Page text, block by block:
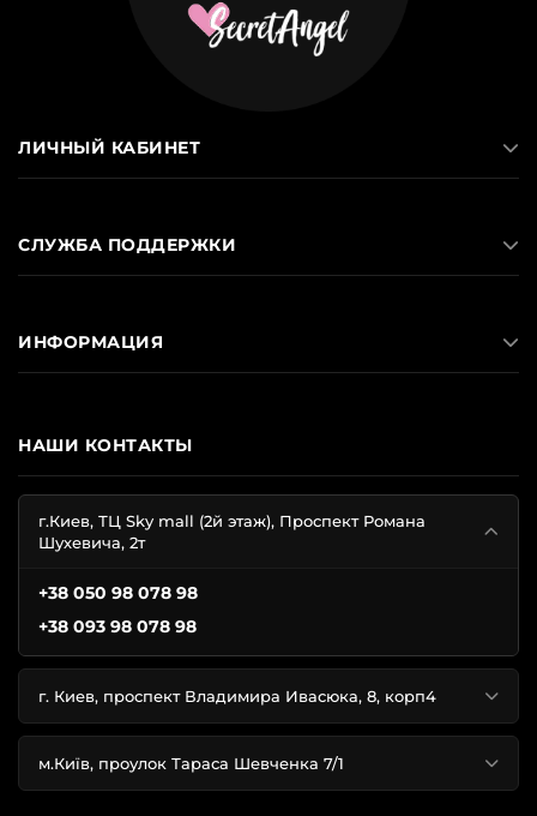
НАШИ КОНТАКТЫ
г.Киев, ТЦ Sky mall (2й этаж), Проспект Романа
Шухевича, 2т
+38 050 98 078 98
+38 093 98 078 98
г. Киев, проспект Владимира Ивасюка, 8, корп4
м.Київ, проулок Тараса Шевченка 7/1
ЛИЧНЫЙ КАБИНЕТ
СЛУЖБА ПОДДЕРЖКИ
ИНФОРМАЦИЯ